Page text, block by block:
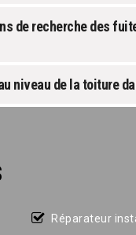
de recherche des
niveau de la toiture
Réparateur